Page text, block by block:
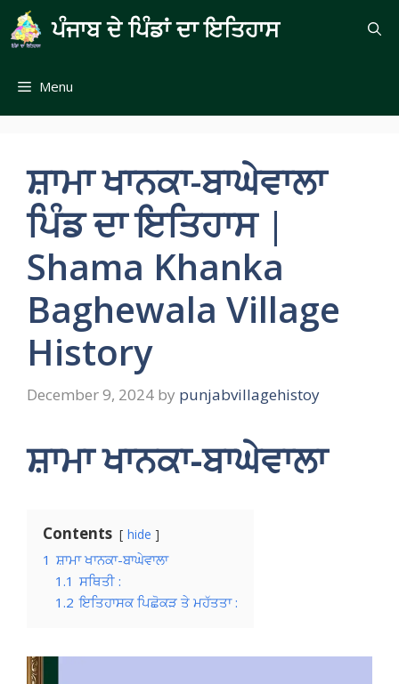
Skip
to
content
ਪੰਜਾਬ ਦੇ ਪਿੰਡਾਂ ਦਾ ਇਤਿਹਾਸ
Menu
ਸ਼ਾਮਾ ਖਾਨਕਾ-ਬਾਘੇਵਾਲਾ
ਪਿੰਡ ਦਾ ਇਤਿਹਾਸ |
Shama Khanka
Baghewala Village
History
December 9, 2024 by punjabvillagehistoy
ਸ਼ਾਮਾ ਖਾਨਕਾ-ਬਾਘੇਵਾਲਾ
Contents hide
1 ਸ਼ਾਮਾ ਖਾਨਕਾ-ਬਾਘੇਵਾਲਾ
1.1 ਸਥਿਤੀ :
1.2 ਇਤਿਹਾਸਕ ਪਿਛੋਕੜ ਤੇ ਮਹੱਤਤਾ :